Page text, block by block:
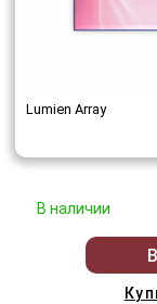
Lumien Array
В наличии